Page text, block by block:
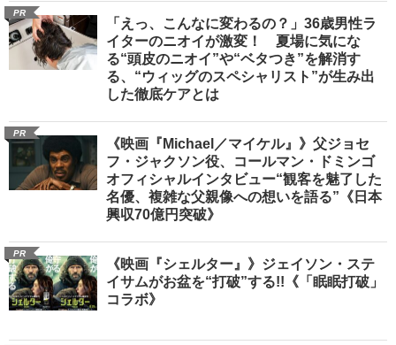
PR
「えっ、こんなに変わるの？」36歳男性ラ
イターのニオイが激変！ 夏場に気にな
る“頭皮のニオイ”や“ベタつき”を解消す
る、“ウィッグのスペシャリスト”が生み出
した徹底ケアとは
PR
《映画『Michael／マイケル』》父ジョセ
フ・ジャクソン役、コールマン・ドミンゴ
オフィシャルインタビュー“観客を魅了した
名優、複雑な父親像への想いを語る”《日本
興収70億円突破》
PR
《映画『シェルター』》ジェイソン・ステ
イサムがお盆を“打破”する!!《「眠眠打破」
コラボ》